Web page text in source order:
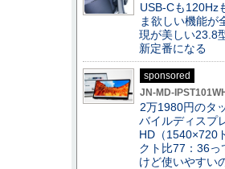
USB-Cも120Hz
ま欲しい機能が
現が美しい23.8
新定番になる
sponsored
JN-MD-
2万1980円のタ
バイルディスプ
HD（1540×720
クト比77：36っ
けど使いやすい